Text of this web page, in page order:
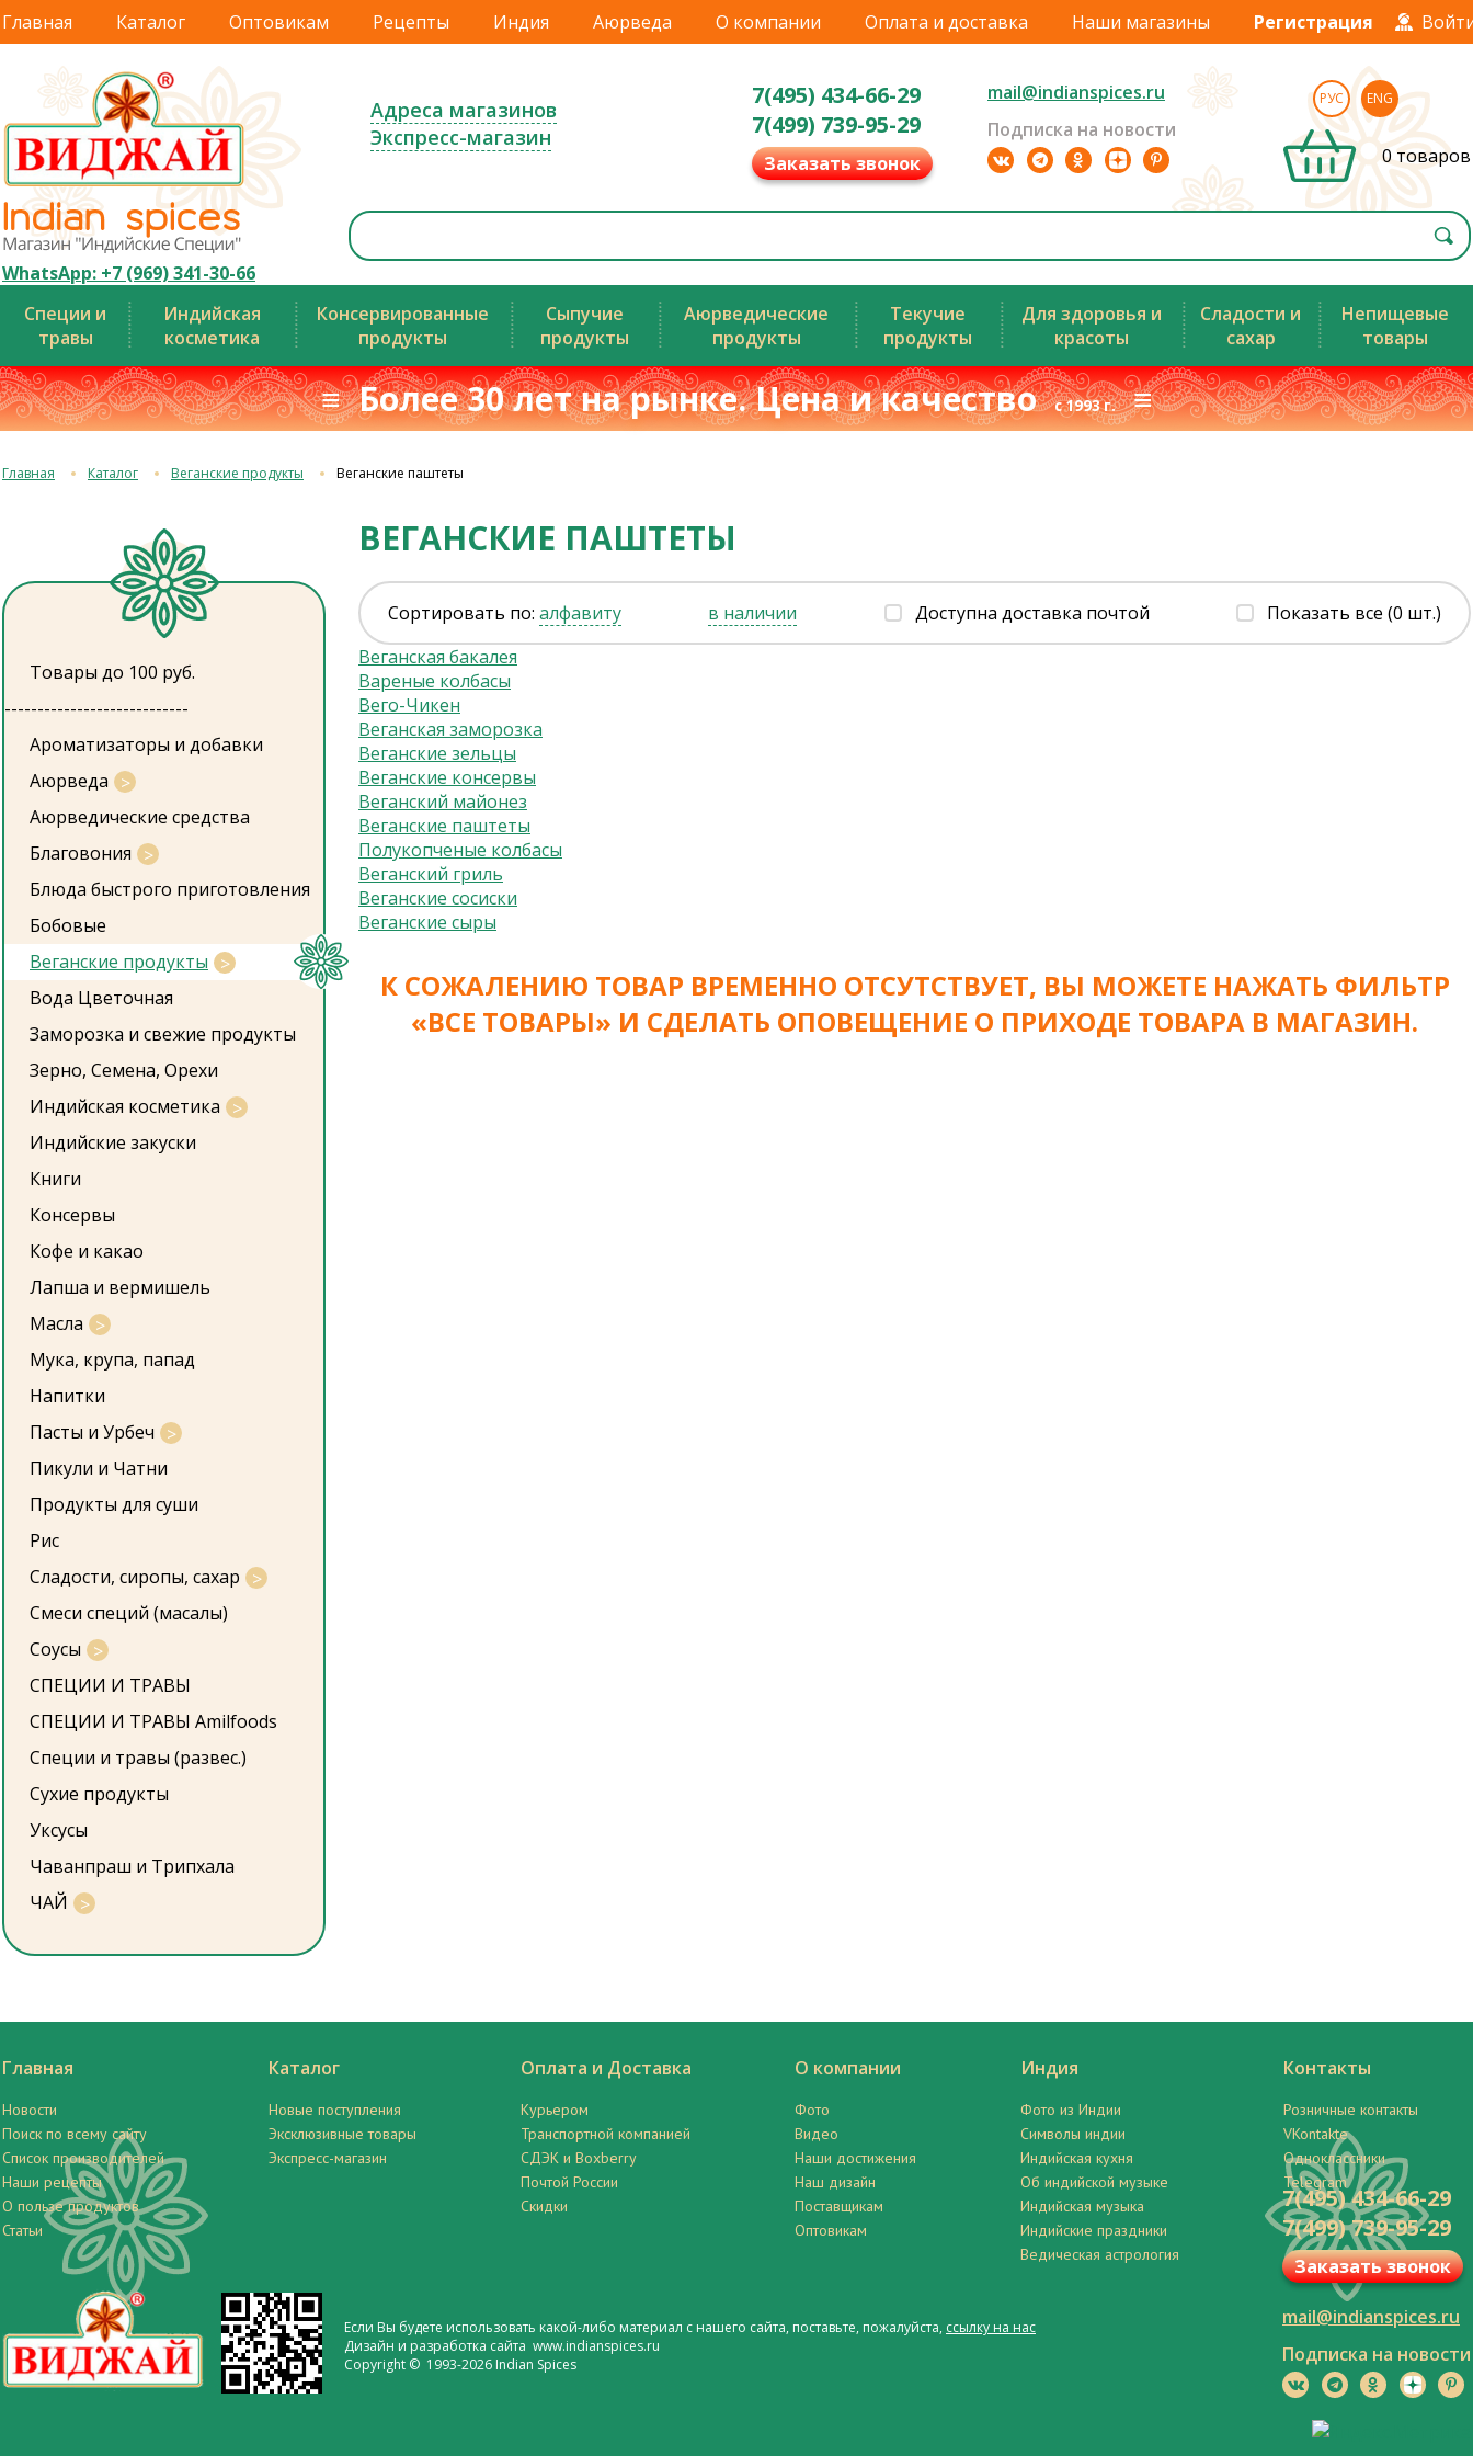
Главная Каталог Оптовикам Рецепты Индия Аюрведа О компании Оплата и доставка Наши магазины Регистрация
WhatsApp: +7 (969) 341-30-66
Адреса магазинов
Экспресс-магазин
7(495) 434-66-29
7(499) 739-95-29
Заказать звонок
mail@indianspices.ru
Подписка на новости
РУС ENG
0 товаров
Специи и
травы
Индийская
косметика
Консервированные
продукты
Сыпучие
продукты
Аюрведические
продукты
Текучие
продукты
Для здоровья и
красоты
Сладости и
сахар
Непищевые
товары
≡ Более 30 лет на рынке. Цена и качествос 1993 г.≡
Главная Каталог Веганские продукты Веганские паштеты
Товары до 100 руб.
----------------------------
Ароматизаторы и добавки
Аюрведа
Аюрведические средства
Благовония
Блюда быстрого приготовления
Бобовые
Веганские продукты
Вода Цветочная
Заморозка и свежие продукты
Зерно, Семена, Орехи
Индийская косметика
Индийские закуски
Книги
Консервы
Кофе и какао
Лапша и вермишель
Масла
Мука, крупа, папад
Напитки
Пасты и Урбеч
Пикули и Чатни
Продукты для суши
Рис
Сладости, сиропы, сахар
Смеси специй (масалы)
Соусы
СПЕЦИИ И ТРАВЫ
СПЕЦИИ И ТРАВЫ Amilfoods
Специи и травы (развес.)
Сухие продукты
Уксусы
Чаванпраш и Трипхала
ЧАЙ
ВЕГАНСКИЕ ПАШТЕТЫ
Сортировать по: алфавиту в наличии Доступна доставка почтой
Показать все (0 шт.)
Веганская бакалея
Вареные колбасы
Вего-Чикен
Веганская заморозка
Веганские зельцы
Веганские консервы
Веганский майонез
Веганские паштеты
Полукопченые колбасы
Веганский гриль
Веганские сосиски
Веганские сыры
К СОЖАЛЕНИЮ ТОВАР ВРЕМЕННО ОТСУТСТВУЕТ, ВЫ МОЖЕТЕ НАЖАТЬ ФИЛЬТР
«ВСЕ ТОВАРЫ» И СДЕЛАТЬ ОПОВЕЩЕНИЕ О ПРИХОДЕ ТОВАРА В МАГАЗИН.
Главная
Новости
Поиск по всему сайту
Список производителей
Наши рецепты
О пользе продуктов
Статьи
Каталог
Новые поступления
Эксклюзивные товары
Экспресс-магазин
Оплата и Доставка
Курьером
Транспортной компанией
СДЭК и Boxberry
Почтой России
Скидки
О компании
Фото
Видео
Наши достижения
Наш дизайн
Поставщикам
Оптовикам
Индия
Фото из Индии
Символы индии
Индийская кухня
Об индийской музыке
Индийская музыка
Индийские праздники
Ведическая астрология
Контакты
Розничные контакты
VKontakte
Одноклассники
Telegram
Если Вы будете использовать какой-либо материал с нашего сайта, поставьте, пожалуйста, ссылку на нас
Дизайн и разработка сайта www.indianspices.ru
Copyright © 1993-2026 Indian Spices
7(495) 434-66-29
7(499) 739-95-29
Заказать звонок
mail@indianspices.ru
Подписка на новости